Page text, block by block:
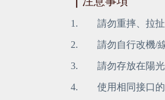
1.        請勿重摔、拉扯
2.        請勿自行改機
3.        請勿存放在陽
4.        使用相同接